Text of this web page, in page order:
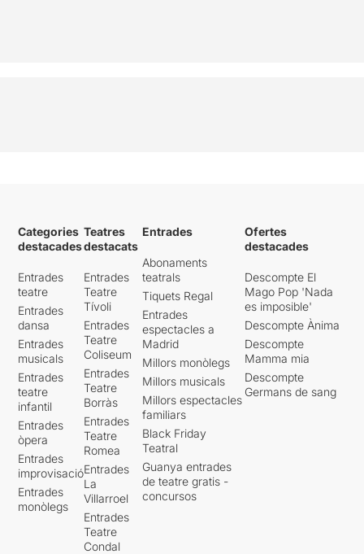
Categories
destacades
Entrades
teatre
Entrades
dansa
Entrades
musicals
Entrades
teatre
infantil
Entrades
òpera
Entrades
improvisació
Entrades
monòlegs
Teatres
destacats
Entrades
Teatre
Tívoli
Entrades
Teatre
Coliseum
Entrades
Teatre
Borràs
Entrades
Teatre
Romea
Entrades
La
Villarroel
Entrades
Teatre
Condal
Entrades
Abonaments
teatrals
Tiquets Regal
Entrades
espectacles a
Madrid
Millors monòlegs
Millors musicals
Millors espectacles
familiars
Black Friday
Teatral
Guanya entrades
de teatre gratis -
concursos
Ofertes
destacades
Descompte El
Mago Pop 'Nada
es imposible'
Descompte Ànima
Descompte
Mamma mia
Descompte
Germans de sang